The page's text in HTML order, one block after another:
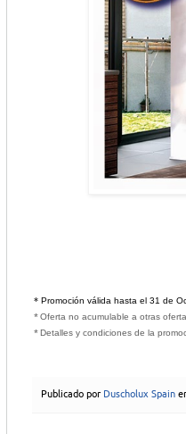
* Promoción válida hasta el 31 de
*Oferta no acumulable a otras
* Detalles y condiciones de la
Publicado por Duscholux Spain